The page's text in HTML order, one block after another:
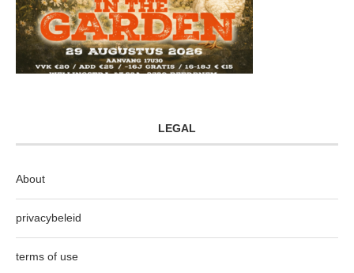
LEGAL
About
privacybeleid
terms of use